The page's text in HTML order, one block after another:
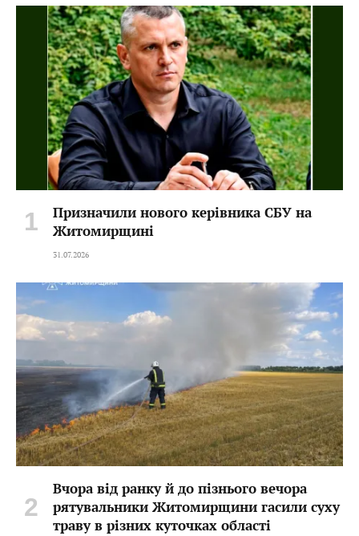
Призначили нового керівника СБУ на
Житомирщині
31.07.2026
Вчора від ранку й до пізнього вечора
рятувальники Житомирщини гасили суху
траву в різних куточках області